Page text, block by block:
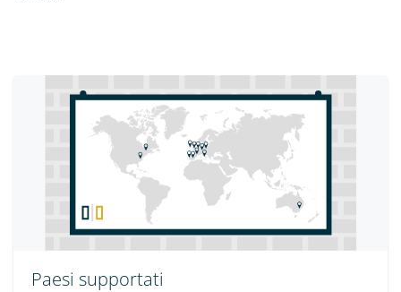
Paesi supportati